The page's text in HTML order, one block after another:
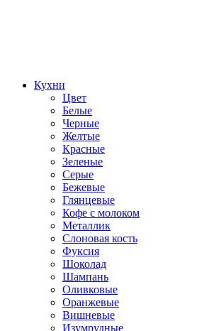
Кухни
Цвет
Белые
Черные
Желтые
Красные
Зеленые
Серые
Бежевые
Глянцевые
Кофе с молоком
Металлик
Слоновая кость
Фуксия
Шоколад
Шампань
Оливковые
Оранжевые
Вишневые
Изумрудные